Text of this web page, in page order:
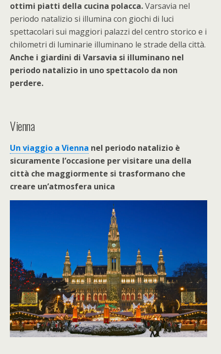
ottimi piatti della cucina polacca.Varsavia nel
periodo natalizio si illumina con giochi di luci
spettacolari sui maggiori palazzi del centro storico e i
chilometri di luminarie illuminano le strade della città.
Anche i giardini di Varsavia si illuminano nel
periodo natalizio in uno spettacolo da non
perdere.
Vienna
Un viaggio a Vienna nel periodo natalizio è
sicuramente l’occasione per visitare una della
città che maggiormente si trasformano che
creare un’atmosfera unica